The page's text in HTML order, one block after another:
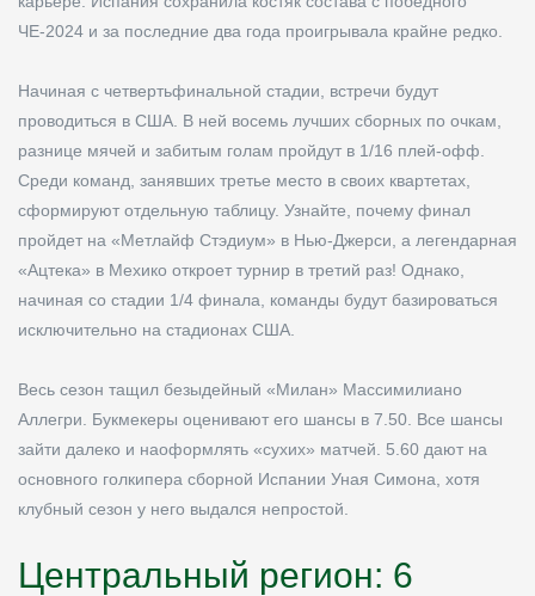
ЧЕ-2024 и за последние два года проигрывала крайне редко.
Начиная с четвертьфинальной стадии, встречи будут
проводиться в США. В ней восемь лучших сборных по очкам,
разнице мячей и забитым голам пройдут в 1/16 плей-офф.
Среди команд, занявших третье место в своих квартетах,
сформируют отдельную таблицу. Узнайте, почему финал
пройдет на «Метлайф Стэдиум» в Нью-Джерси, а легендарная
«Ацтека» в Мехико откроет турнир в третий раз! Однако,
начиная со стадии 1/4 финала, команды будут базироваться
исключительно на стадионах США.
Весь сезон тащил безыдейный «Милан» Массимилиано
Аллегри. Букмекеры оценивают его шансы в 7.50. Все шансы
зайти далеко и наоформлять «сухих» матчей. 5.60 дают на
основного голкипера сборной Испании Уная Симона, хотя
клубный сезон у него выдался непростой.
Центральный регион: 6